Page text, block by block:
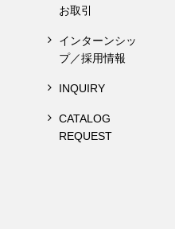
お取引
インターンシッ
プ／採用情報
INQUIRY
CATALOG
REQUEST